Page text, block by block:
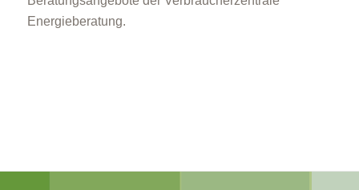
Energieberatung.